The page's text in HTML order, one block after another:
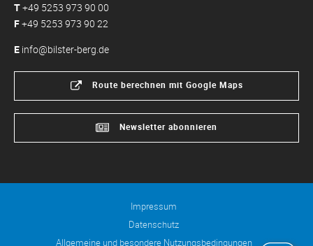
T+49 5253 973 90 00
F+49 5253 973 90 22
E info@bilster-berg.de
Route berechnen mit Google Maps
Newsletter abonnieren
Impressum
Datenschutz
Allgemeine und besondere Nutzungsbedingungen